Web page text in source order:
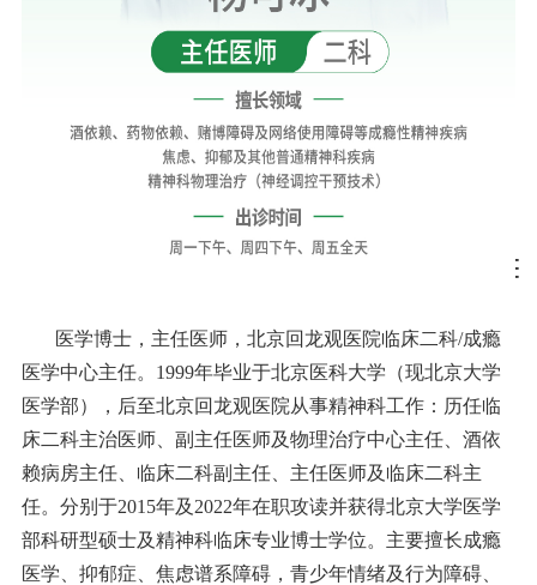
医学博士，主任医师，北京回龙观医院临床二科/成瘾
医学中心主任。1999年毕业于北京医科大学（现北京大学
医学部），后至北京回龙观医院从事精神科工作：历任临
床二科主治医师、副主任医师及物理治疗中心主任、酒依
赖病房主任、临床二科副主任、主任医师及临床二科主
任。分别于2015年及2022年在职攻读并获得北京大学医学
部科研型硕士及精神科临床专业博士学位。主要擅长成瘾
医学、抑郁症、焦虑谱系障碍，青少年情绪及行为障碍、